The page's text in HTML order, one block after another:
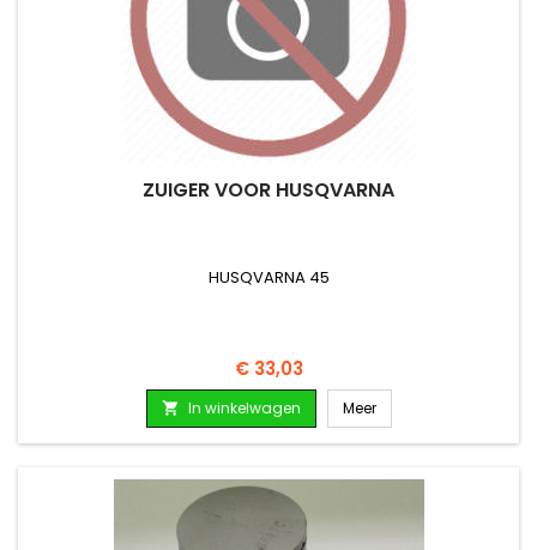
ZUIGER VOOR HUSQVARNA
HUSQVARNA 45
Prijs
€ 33,03
 In winkelwagen Meer